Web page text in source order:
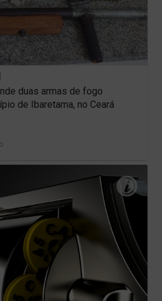
duas armas de fogo
de Ibaretama, no Ceará